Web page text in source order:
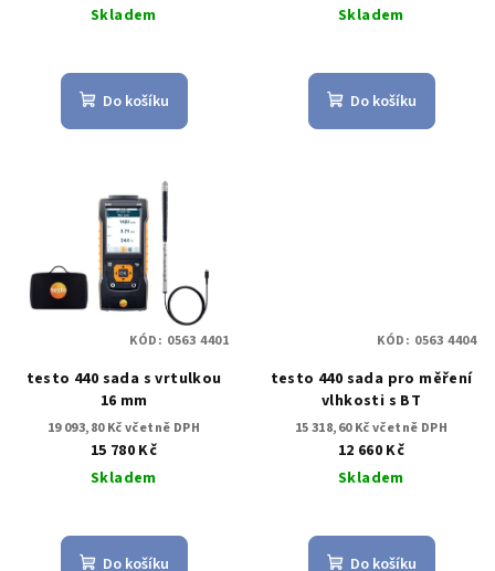
Skladem
Do košíku
Skladem
Do košíku
testo 440 sada s vrtulkou
16 mm
19 093,80 Kč včetně DPH
15 780 Kč
Skladem
Do košíku
KÓD: 0563 4401
testo 440 sada pro měření
vlhkosti s BT
15 318,60 Kč včetně DPH
12 660 Kč
Skladem
Do košíku
KÓD: 0563 4404